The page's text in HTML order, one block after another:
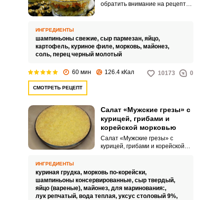
обратить внимание на рецепт
интересной по вкусу.
ИНГРЕДИЕНТЫ
шампиньоны свежие, сыр пармезан, яйцо,
картофель, куриное филе, морковь, майонез,
соль, перец черный молотый
60 мин 126.4 кКал 10173 0
СМОТРЕТЬ РЕЦЕПТ
Салат «Мужские грезы» с
курицей, грибами и
корейской морковью
Салат «Мужские грезы» с
курицей, грибами и корейской
для любителей насыщенного,
питательного и ароматного
вкуса. Этот салат получил своё
название благодаря обилию
ИНГРЕДИЕНТЫ
куриная грудка, морковь по-корейски,
шампиньоны консервированные, сыр твердый,
яйцо (вареные), майонез, для маринования:,
лук репчатый, вода теплая, уксус столовый 9%,